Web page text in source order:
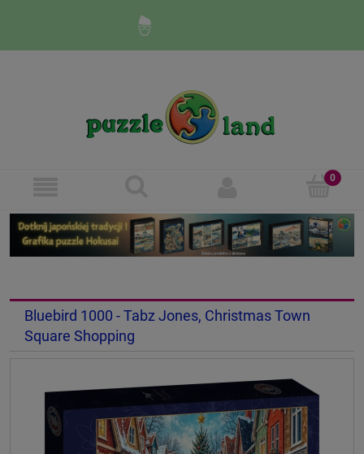
Bluebird 1000 - Tabz Jones, Christmas Town
Square Shopping